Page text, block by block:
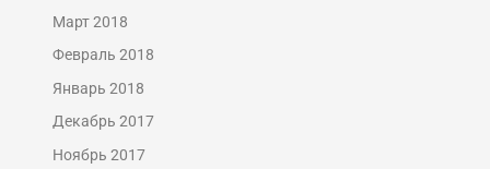
Март 2018
Февраль 2018
Январь 2018
Декабрь 2017
Ноябрь 2017